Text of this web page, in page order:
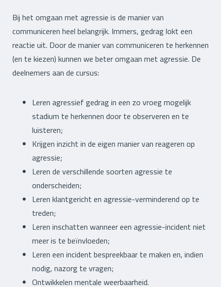
Bij het omgaan met agressie is de manier van
communiceren heel belangrijk. Immers, gedrag lokt een
reactie uit. Door de manier van communiceren te herkennen
(en te kiezen) kunnen we beter omgaan met agressie. De
deelnemers aan de cursus:
Leren agressief gedrag in een zo vroeg mogelijk
stadium te herkennen door te observeren en te
luisteren;
Krijgen inzicht in de eigen manier van reageren op
agressie;
Leren de verschillende soorten agressie te
onderscheiden;
Leren klantgericht en agressie-verminderend op te
treden;
Leren inschatten wanneer een agressie-incident niet
meer is te beïnvloeden;
Leren een incident bespreekbaar te maken en, indien
nodig, nazorg te vragen;
Ontwikkelen mentale weerbaarheid.